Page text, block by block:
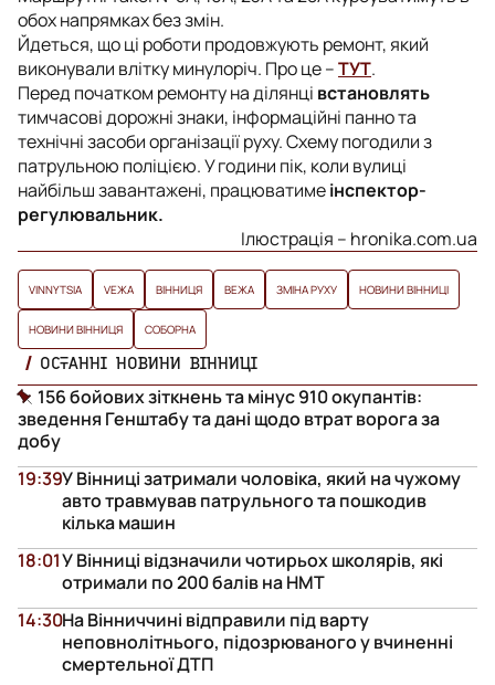
обох напрямках без змін.
Йдеться, що ці роботи продовжують ремонт, який
виконували влітку минулоріч. Про це –ТУТ.
Перед початком ремонту на ділянці встановлять
тимчасові дорожні знаки, інформаційні панно та
технічні засоби організації руху. Схему погодили з
патрульною поліцією. У години пік, коли вулиці
найбільш завантажені, працюватимеінспектор-
регулювальник.
Ілюстрація – hronika.com.ua
VINNYTSIA VЕЖА ВІННИЦЯ ВЕЖА ЗМІНА РУХУ НОВИНИ ВІННИЦІ
НОВИНИ ВІННИЦЯ СОБОРНА
ОСТАННІ НОВИНИ ВІННИЦІ
156 бойових зіткнень та мінус 910 окупантів:
зведення Генштабу та дані щодо втрат ворога за
добу
У Вінниці затримали чоловіка, який на чужому
авто травмував патрульного та пошкодив
кілька машин
19:39
У Вінниці відзначили чотирьох школярів, які
отримали по 200 балів на НМТ
18:01
На Вінниччині відправили під варту
неповнолітнього, підозрюваного у вчиненні
смертельної ДТП
14:30